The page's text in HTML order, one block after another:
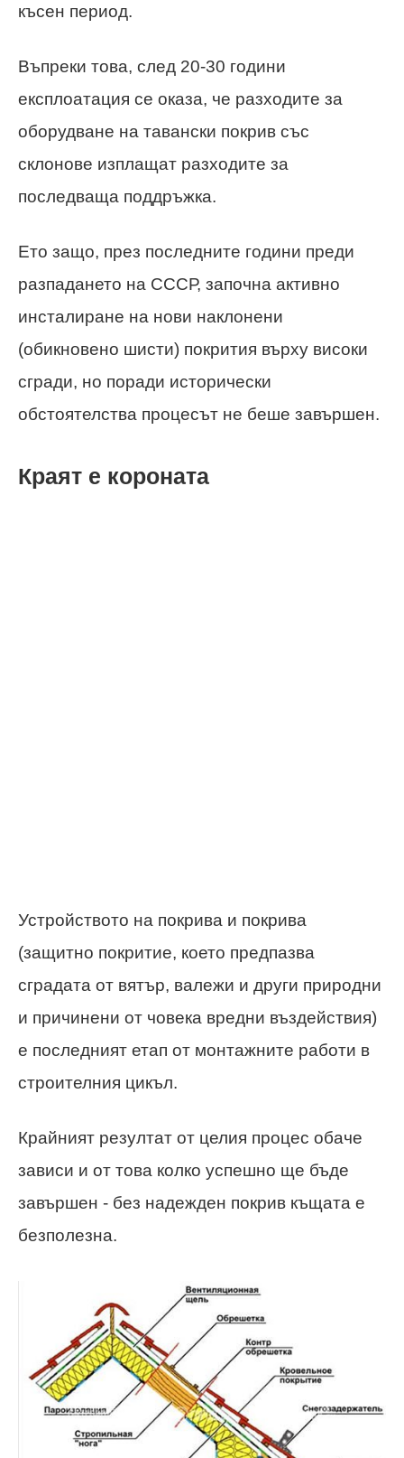
късен период.
Въпреки това, след 20-30 години
експлоатация се оказа, че разходите за
оборудване на тавански покрив със
склонове изплащат разходите за
последваща поддръжка.
Ето защо, през последните години преди
разпадането на СССР, започна активно
инсталиране на нови наклонени
(обикновено шисти) покрития върху високи
сгради, но поради исторически
обстоятелства процесът не беше завършен.
Краят е короната
Устройството на покрива и покрива
(защитно покритие, което предпазва
сградата от вятър, валежи и други природни
и причинени от човека вредни въздействия)
е последният етап от монтажните работи в
строителния цикъл.
Крайният резултат от целия процес обаче
зависи и от това колко успешно ще бъде
завършен - без надежден покрив къщата е
безполезна.